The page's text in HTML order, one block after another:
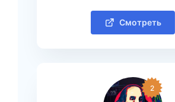
Смотреть
2